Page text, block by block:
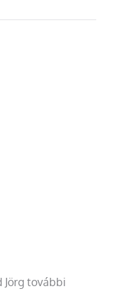
Jörg további